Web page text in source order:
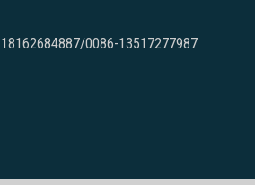
0086-13517277987